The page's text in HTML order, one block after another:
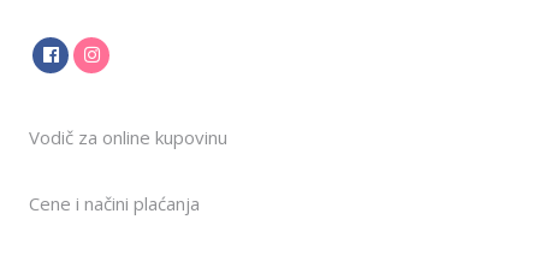
Vodič za online kupovinu
Cene i načini plaćanja